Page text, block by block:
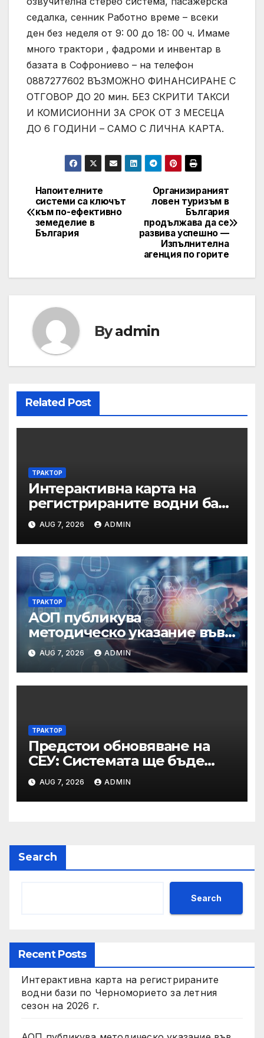
седалка, сенник Работно време – всеки
ден без неделя от 9: 00 до 18: 00 ч. Имаме
много трактори , фадроми и инвентар в
базата в Софрониево – на телефон
0887277602 ВЪЗМОЖНО ФИНАНСИРАНЕ С
ОТГОВОР ДО 20 мин. БЕЗ СКРИТИ ТАКСИ
И КОМИСИОННИ ЗА СРОК ОТ 3 МЕСЕЦА
ДО 6 ГОДИНИ – САМО С ЛИЧНА КАРТА.
Post
navigation
Организираният
ловен туризъм в
България
продължава да се
развива успешно —
Изпълнителна
агенция по горите
Напоителните
системи са ключът
към по-ефективно
земеделие в
България
Byadmin
Related Post
ТРАКТОР
Интерактивна карта на
регистрираните водни бази
по Черноморието за летния
сезон на 2026 г.
AUG 7, 2026 ADMIN
ТРАКТОР
АОП публикува
методическо указание във
връзка с промени в
основанията за
задължително
отстраняване на кандидати
по ЗОП
AUG 7, 2026 ADMIN
ТРАКТОР
Предстои обновяване на
СЕУ: Системата ще бъде
временно недостъпна на 10
и 11 август 2026 г.
AUG 7, 2026 ADMIN
Search
Search
Recent Posts
Интерактивна карта на регистрираните
водни бази по Черноморието за летния
сезон на 2026 г.